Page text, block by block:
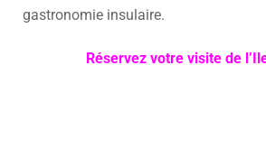
gastronomie insulaire.
Réservez votre visite de